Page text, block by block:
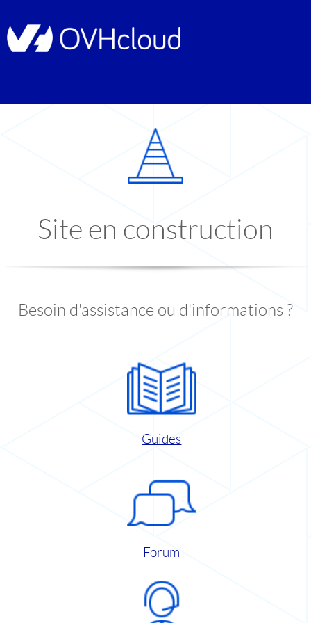
Site en construction
Besoin d'assistance ou d'informations ?
Guides
Forum